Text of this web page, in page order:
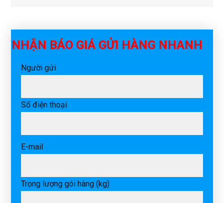
NHẬN BÁO GIÁ GỬI HÀNG NHANH
Người gửi
Số điện thoại
E-mail
Trọng lượng gói hàng (kg)